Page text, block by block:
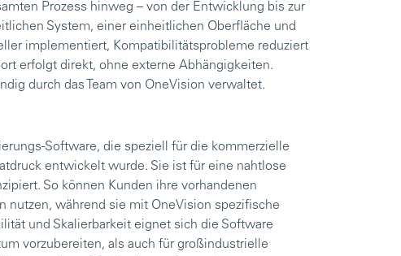
Prozess hinweg – von der Entwicklung bis zur
System, einer einheitlichen Oberfläche und
implementiert, Kompatibilitätsprobleme reduziert
erfolgt direkt, ohne externe Abhängigkeiten.
durch das Team von OneVision verwaltet.
Software, die speziell für die kommerzielle
entwickelt wurde. Sie ist für eine nahtlose
So können Kunden ihre vorhandenen
nutzen, während sie mit OneVision spezifische
und Skalierbarkeit eignet sich die Software
vorzubereiten, als auch für großindustrielle